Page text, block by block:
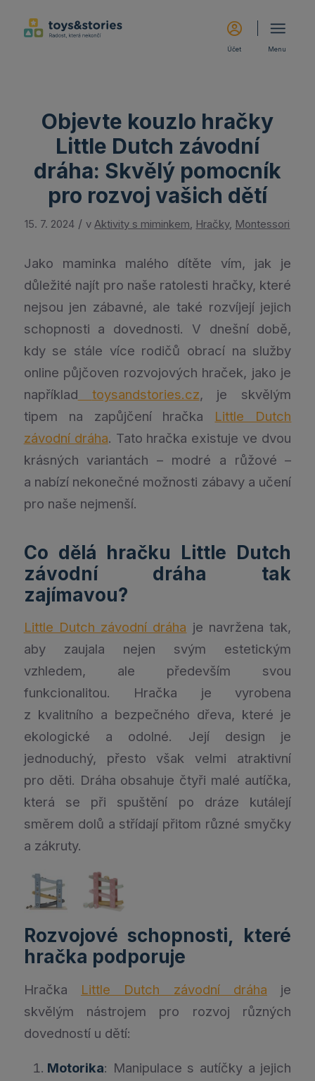
Menu
Účet
Objevte kouzlo hračky
Little Dutch závodní
dráha: Skvělý pomocník
pro rozvoj vašich dětí
15. 7. 2024 / vAktivity s miminkem, Hračky, Montessori
Jako maminka malého dítěte vím, jak je
důležité najít pro naše ratolesti hračky, které
nejsou jen zábavné, ale také rozvíjejí jejich
schopnosti a dovednosti. V dnešní době,
kdy se stále více rodičů obrací na služby
online půjčoven rozvojových hraček, jako je
například
toysandstories.cz, je skvělým
tipem na zapůjčení hračka Little Dutch
závodní dráha. Tato hračka existuje ve dvou
krásných variantách – modré a růžové –
a nabízí nekonečné možnosti zábavy a učení
pro naše nejmenší.
Co dělá hračku Little Dutch
závodní dráha tak
zajímavou?
Little Dutch závodní dráha je navržena tak,
aby zaujala nejen svým estetickým
vzhledem, ale především svou
funkcionalitou. Hračka je vyrobena
z kvalitního a bezpečného dřeva, které je
ekologické a odolné. Její design je
jednoduchý, přesto však velmi atraktivní
pro děti. Dráha obsahuje čtyři malé autíčka,
která se při spuštění po dráze kutálejí
směrem dolů a střídají přitom různé smyčky
a zákruty.
Rozvojové schopnosti, které
hračka podporuje
Hračka Little Dutch závodní dráha je
skvělým nástrojem pro rozvoj různých
dovedností u dětí:
Motorika: Manipulace s autíčky a jejich